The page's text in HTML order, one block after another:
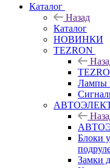
Каталог
Назад
Каталог
НОВИНКИ
TEZRON
Лампы
Блоки
Замки